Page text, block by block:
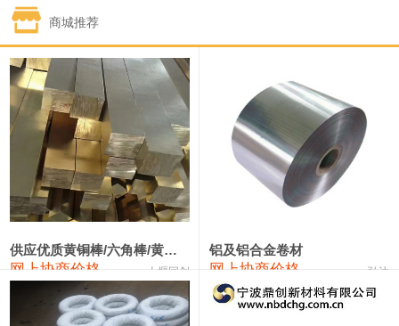
钯金
1#钴 331,000—351,000
1#锑 88,000—94,000 91,000
2#锑 84,000—90,000 87,000 0
1#镁 17,000—18,000 17,500
1#电解锰(99.7%袋装) 17,900—18,100 18,000
1#电解锰 18,800—19,000 18,900
1#铬 60,000—82,000
2202#硅 14,100—14,300
商城推荐
供应优质黄铜棒/六角棒/黄铜方板
网上协商价格 十堰同创
铝及铝合金卷材
网上协商价格 弘达